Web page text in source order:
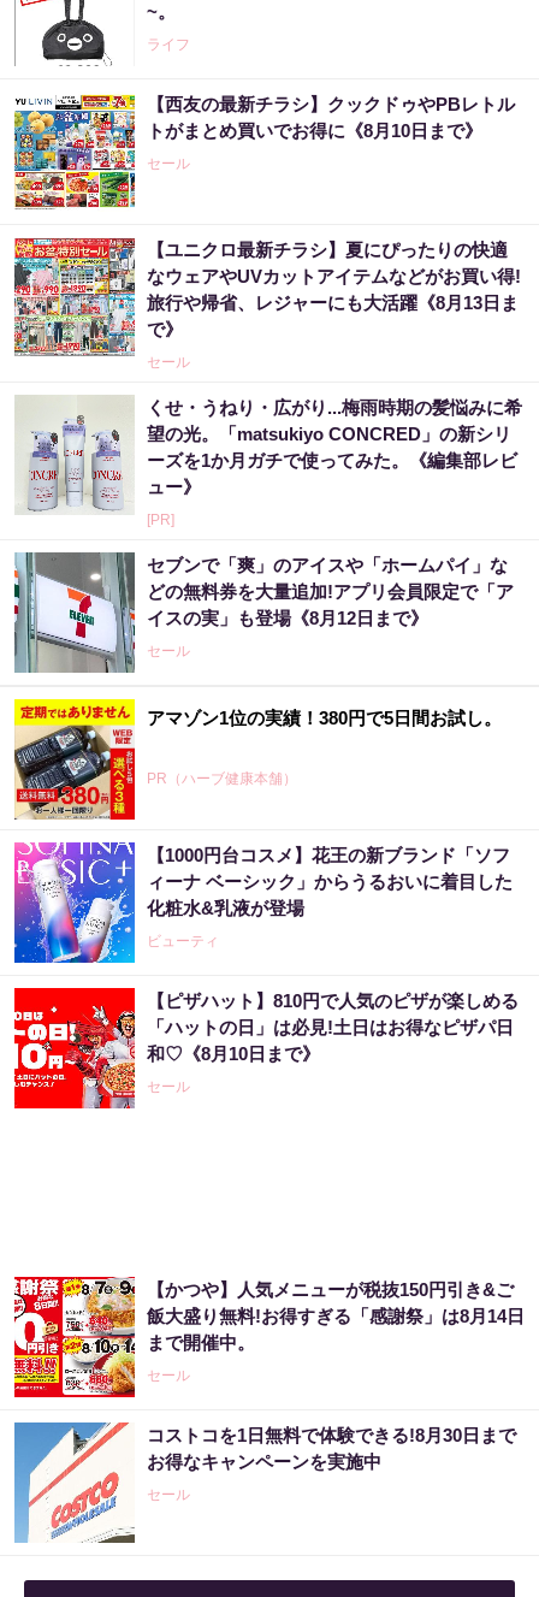
~。
ライフ
【西友の最新チラシ】クックドゥやPBレトル
トがまとめ買いでお得に《8月10日まで》
セール
【ユニクロ最新チラシ】夏にぴったりの快適
なウェアやUVカットアイテムなどがお買い得!
旅行や帰省、レジャーにも大活躍《8月13日ま
で》
セール
くせ・うねり・広がり...梅雨時期の髪悩みに希
望の光。「matsukiyo CONCRED」の新シリ
ーズを1か月ガチで使ってみた。《編集部レビ
ュー》
[PR]
セブンで「爽」のアイスや「ホームパイ」な
どの無料券を大量追加!アプリ会員限定で「ア
イスの実」も登場《8月12日まで》
セール
アマゾン1位の実績！380円で5日間お試し。
PR（ハーブ健康本舗）
【1000円台コスメ】花王の新ブランド「ソフ
ィーナ ベーシック」からうるおいに着目した
化粧水&乳液が登場
ビューティ
【ピザハット】810円で人気のピザが楽しめる
「ハットの日」は必見!土日はお得なピザパ日
和♡《8月10日まで》
セール
【かつや】人気メニューが税抜150円引き&ご
飯大盛り無料!お得すぎる「感謝祭」は8月14日
まで開催中。
セール
コストコを1日無料で体験できる!8月30日まで
お得なキャンペーンを実施中
セール